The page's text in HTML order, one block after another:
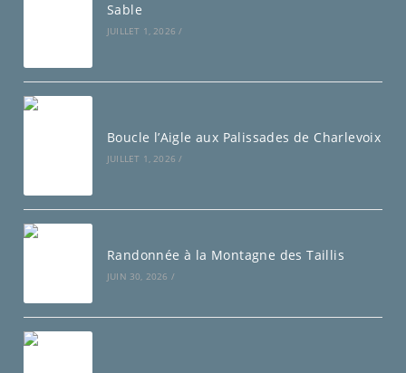
Sable
JUILLET 1, 2026 /
Boucle l’Aigle aux Palissades de Charlevoix
JUILLET 1, 2026 /
Randonnée à la Montagne des Taillis
JUIN 30, 2026 /